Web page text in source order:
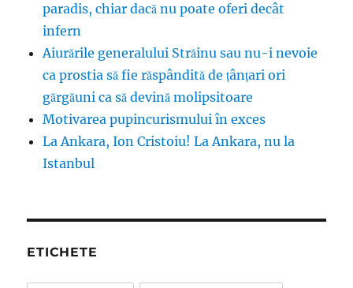
paradis, chiar dacă nu poate oferi decât
infern
Aiurările generalului Străinu sau nu-i nevoie
ca prostia să fie răspândită de țânțari ori
gărgăuni ca să devină molipsitoare
Motivarea pupincurismului în exces
La Ankara, Ion Cristoiu! La Ankara, nu la
Istanbul
ETICHETE